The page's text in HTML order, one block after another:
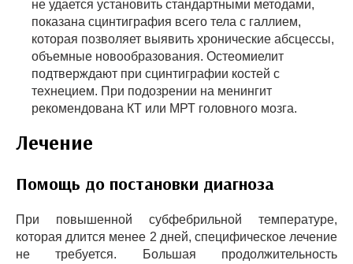
не удается установить стандартными методами,
показана сцинтиграфия всего тела с галлием,
которая позволяет выявить хронические абсцессы,
объемные новообразования. Остеомиелит
подтверждают при сцинтиграфии костей с
технецием. При подозрении на менингит
рекомендована КТ или МРТ головного мозга.
Лечение
Помощь до постановки диагноза
При повышенной субфебрильной температуре,
которая длится менее 2 дней, специфическое лечение
не требуется. Большая продолжительность